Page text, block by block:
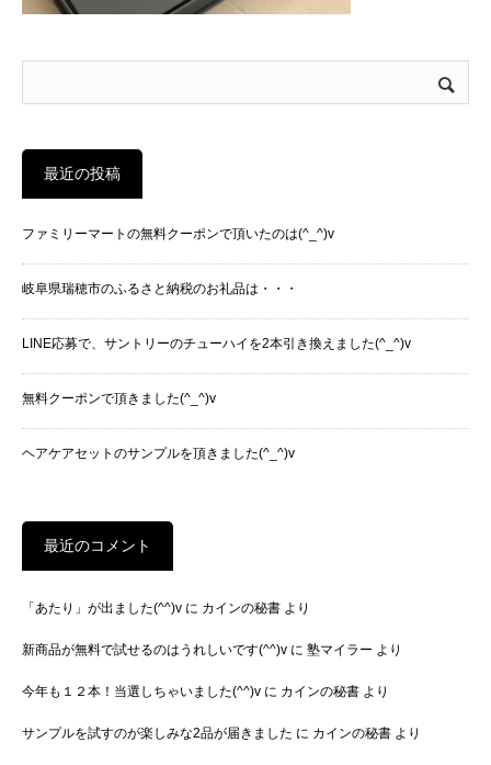
最近の投稿
ファミリーマートの無料クーポンで頂いたのは(^_^)v
岐阜県瑞穂市のふるさと納税のお礼品は・・・
LINE応募で、サントリーのチューハイを2本引き換えました(^_^)v
無料クーポンで頂きました(^_^)v
ヘアケアセットのサンプルを頂きました(^_^)v
最近のコメント
「あたり」が出ました(^^)v に カインの秘書 より
新商品が無料で試せるのはうれしいです(^^)v に 塾マイラー より
今年も１２本！当選しちゃいました(^^)v に カインの秘書 より
サンプルを試すのが楽しみな2品が届きました に カインの秘書 より